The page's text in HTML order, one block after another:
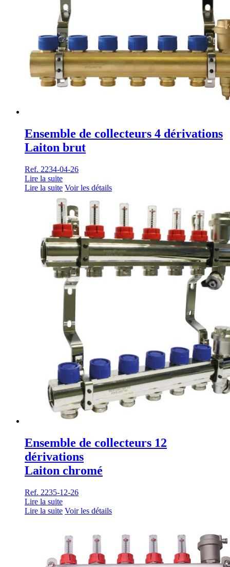
Ensemble de collecteurs 4 dérivations
Laiton brut
Ref. 2234-04-26
Lire la suite
Lire la suite Voir les détails
Ensemble de collecteurs 12
dérivations
Laiton chromé
Ref. 2235-12-26
Lire la suite
Lire la suite Voir les détails